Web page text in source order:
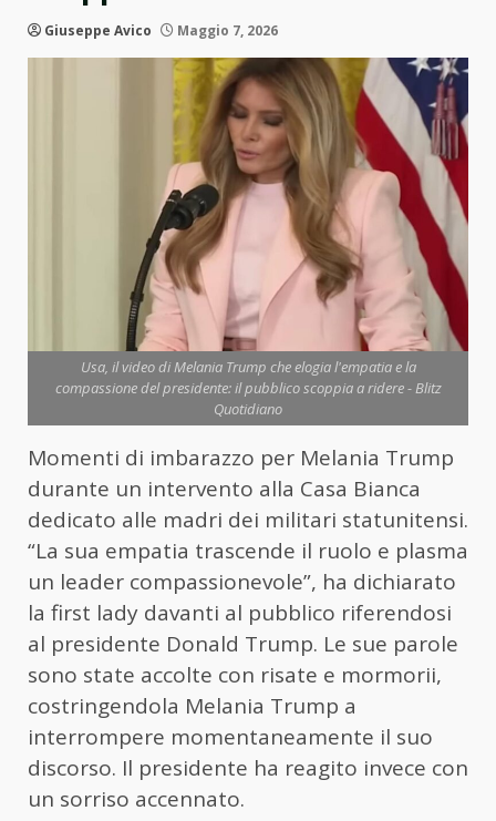
Giuseppe Avico Maggio 7, 2026
Usa, il video di Melania Trump che elogia l'empatia e la
compassione del presidente: il pubblico scoppia a ridere - Blitz
Quotidiano
Momenti di imbarazzo per Melania Trump
durante un intervento alla Casa Bianca
dedicato alle madri dei militari statunitensi.
“La sua empatia trascende il ruolo e plasma
un leader compassionevole”, ha dichiarato
la first lady davanti al pubblico riferendosi
al presidente Donald Trump. Le sue parole
sono state accolte con risate e mormorii,
costringendola Melania Trump a
interrompere momentaneamente il suo
discorso. Il presidente ha reagito invece con
un sorriso accennato.